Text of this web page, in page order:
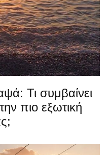
Τι συμβαίνει
πιο εξωτική